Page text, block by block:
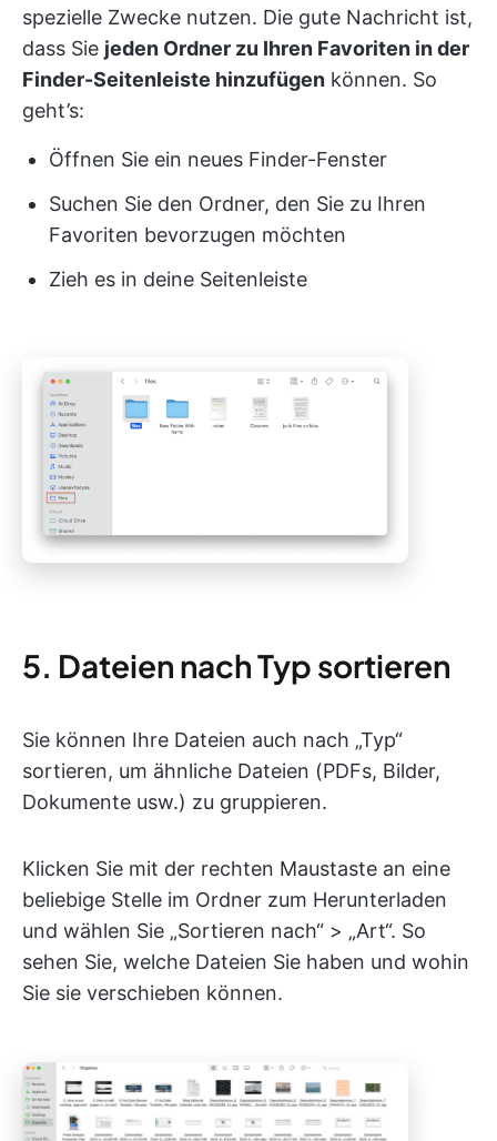
spezielle Zwecke nutzen. Die gute Nachricht ist,
dass Sie jeden Ordner zu Ihren Favoriten in der
Finder-Seitenleiste hinzufügen können. So
geht’s:
Öffnen Sie ein neues Finder-Fenster
Suchen Sie den Ordner, den Sie zu Ihren
Favoriten bevorzugen möchten
Zieh es in deine Seitenleiste
5. Dateien nach Typ sortieren
Sie können Ihre Dateien auch nach „Typ“
sortieren, um ähnliche Dateien (PDFs, Bilder,
Dokumente usw.) zu gruppieren.
Klicken Sie mit der rechten Maustaste an eine
beliebige Stelle im Ordner zum Herunterladen
und wählen Sie „Sortieren nach“ > „Art“. So
sehen Sie, welche Dateien Sie haben und wohin
Sie sie verschieben können.